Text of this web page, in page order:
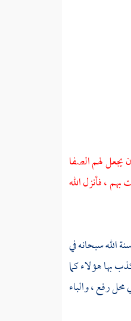
يجعل لهمالصفا
، فأنزل الله
الله سبحانه في
بها هؤلاء كما
رفع ، والباء